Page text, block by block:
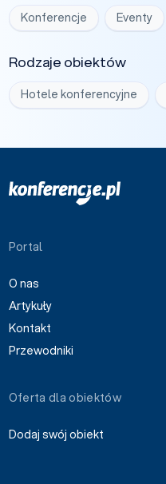
Konferencje Eventy
Rodzaje obiektów
Hotele konferencyjne
Portal
O nas
Artykuły
Kontakt
Przewodniki
Oferta dla obiektów
Dodaj swój obiekt